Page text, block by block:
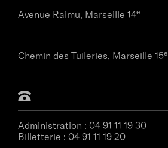
Avenue Raimu, Marseille 14e
Chemin des Tuileries, Marseille 15e
Administration : 04 91 11 19 30
Billetterie : 04 91 11 19 20